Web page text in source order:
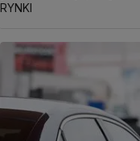
RYNKI